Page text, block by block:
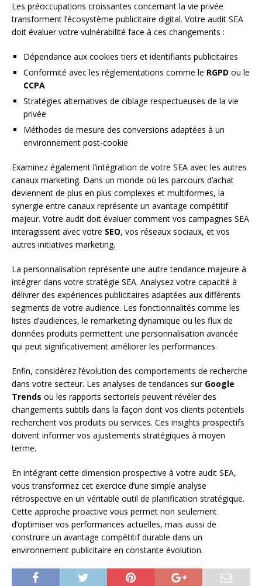
Les préoccupations croissantes concernant la vie privée
transforment l’écosystème publicitaire digital. Votre audit SEA
doit évaluer votre vulnérabilité face à ces changements :
Dépendance aux cookies tiers et identifiants publicitaires
Conformité avec les réglementations comme le RGPD ou le
CCPA
Stratégies alternatives de ciblage respectueuses de la vie
privée
Méthodes de mesure des conversions adaptées à un
environnement post-cookie
Examinez également l’intégration de votre SEA avec les autres
canaux marketing. Dans un monde où les parcours d’achat
deviennent de plus en plus complexes et multiformes, la
synergie entre canaux représente un avantage compétitif
majeur. Votre audit doit évaluer comment vos campagnes SEA
interagissent avec votre SEO, vos réseaux sociaux, et vos
autres initiatives marketing.
La personnalisation représente une autre tendance majeure à
intégrer dans votre stratégie SEA. Analysez votre capacité à
délivrer des expériences publicitaires adaptées aux différents
segments de votre audience. Les fonctionnalités comme les
listes d’audiences, le remarketing dynamique ou les flux de
données produits permettent une personnalisation avancée
qui peut significativement améliorer les performances.
Enfin, considérez l’évolution des comportements de recherche
dans votre secteur. Les analyses de tendances sur Google
Trends ou les rapports sectoriels peuvent révéler des
changements subtils dans la façon dont vos clients potentiels
recherchent vos produits ou services. Ces insights prospectifs
doivent informer vos ajustements stratégiques à moyen
terme.
En intégrant cette dimension prospective à votre audit SEA,
vous transformez cet exercice d’une simple analyse
rétrospective en un véritable outil de planification stratégique.
Cette approche proactive vous permet non seulement
d’optimiser vos performances actuelles, mais aussi de
construire un avantage compétitif durable dans un
environnement publicitaire en constante évolution.